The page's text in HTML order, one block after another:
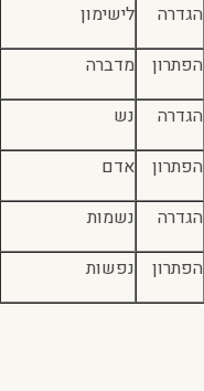
הגדרה לישימון
הפתרון
מדברה
הגדרה נש
הפתרון
אדם
הגדרה נשמות
הפתרון
נפשות